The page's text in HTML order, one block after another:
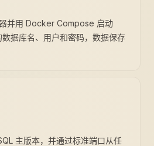
并用 Docker Compose 启动
据库名、用户和密码，数据保存
主版本，并通过标准端口从任